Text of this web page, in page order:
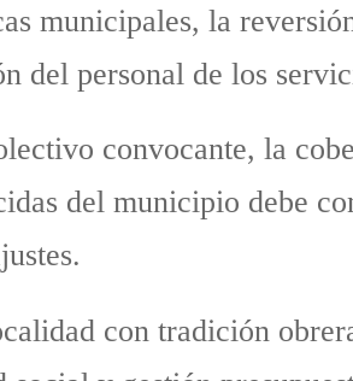
municipales, la
del personal de los
convocante, la
del municipio debe
con tradición